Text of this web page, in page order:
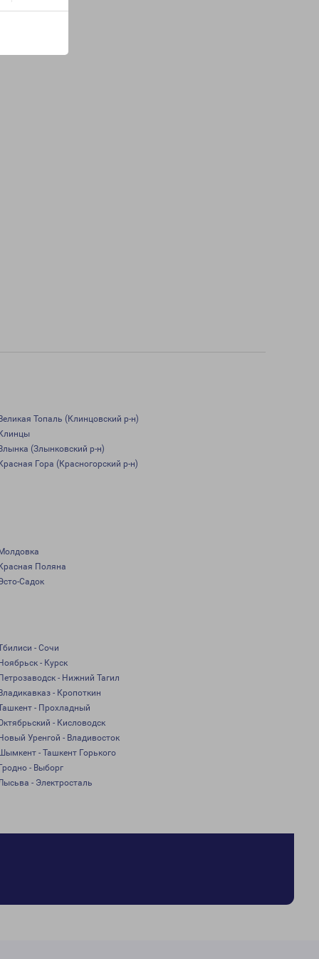
Топаль (Клинцовский р-н)
(Злынковский р-н)
Гора (Красногорский р-н)
Поляна
Садок
- Сочи
- Курск
- Нижний Тагил
- Кропоткин
- Прохладный
- Кисловодск
Уренгой - Владивосток
- Ташкент Горького
- Выборг
- Электросталь